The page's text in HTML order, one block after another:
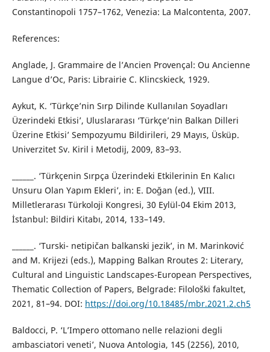
Constantinopoli 1757–1762, Venezia: La Malcontenta, 2007.
References:
Anglade, J. Grammaire de l’Ancien Provençal: Ou Ancienne
Langue d’Oc, Paris: Librairie C. Klincskieck, 1929.
Aykut, K. ‘Türkçe’nin Sırp Dilinde Kullanılan Soyadları
Üzerindeki Etkisi’, Uluslararası ‘Türkçe’nin Balkan Dilleri
Üzerine Etkisi’ Sempozyumu Bildirileri, 29 Mayıs, Üsküp.
Univerzitet Sv. Kiril i Metodij, 2009, 83–93.
______. ‘Türkçenin Sırpça Üzerindeki Etkilerinin En Kalıcı
Unsuru Olan Yapım Ekleri’, in: E. Doğan (ed.), VIII.
Milletlerarası Türkoloji Kongresi, 30 Еylül-04 Ekim 2013,
İstanbul: Bildiri Kitabı, 2014, 133–149.
______. ‘Turski- netipičan balkanski jezik’, in M. Marinković
and M. Krijezi (eds.), Mapping Balkan Rroutes 2: Literary,
Cultural and Linguistic Landscapes-European Perspectives,
Thematic Collection of Papers, Belgrade: Filološki fakultet,
2021, 81–94. DOI: https://doi.org/10.18485/mbr.2021.2.ch5
Baldocci, P. ‘L’Impero ottomano nelle relazioni degli
ambasciatori veneti’, Nuova Antologia, 145 (2256), 2010,